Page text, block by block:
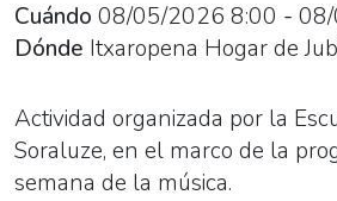
Cuándo 08/05/2026 8:00 -
Dónde Itxaropena Hogar de
Actividad organizada por la
Soraluze, en el marco de la
semana de la música.